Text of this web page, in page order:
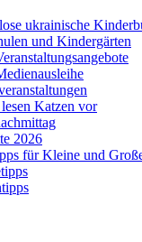
ukrainische
und Kindergärten
Katzen vor
2026
für Kleine und